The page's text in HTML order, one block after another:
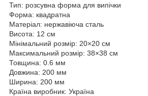
Тип: розсувна форма для випічки
Форма: квадратна
Матеріал: нержавіюча сталь
Висота: 12 см
Мінімальний розмір: 20×20 см
Максимальний розмір: 38×38 см
Товщина: 0.6 мм
Довжина: 200 мм
Ширина: 200 мм
Країна виробник: Україна